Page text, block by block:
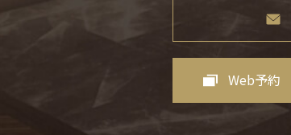
Web予約